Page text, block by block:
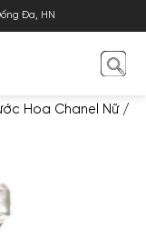
Đa, HN
Hoa Chanel Nữ/